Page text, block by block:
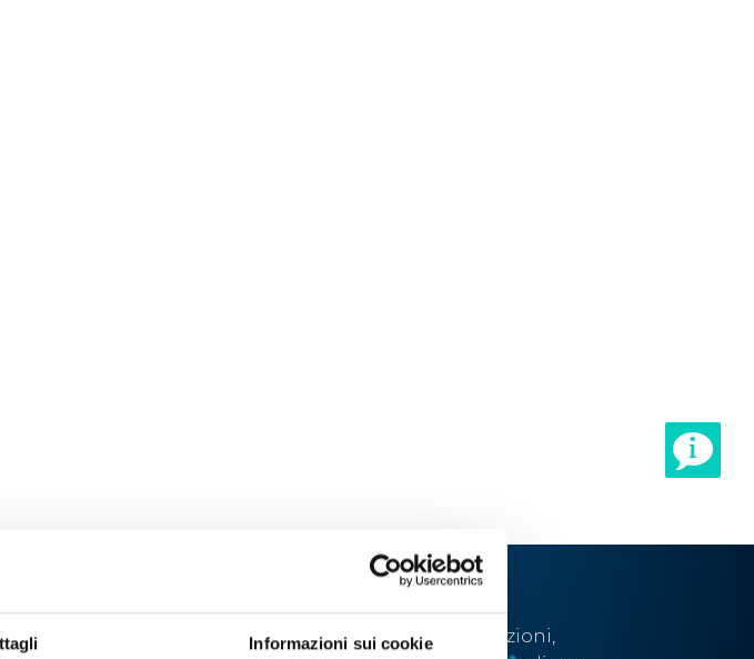
Informazioni sui cookie
Abbiamo sviluppato soluzioni,